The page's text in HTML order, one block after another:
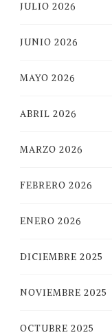
JULIO 2026
JUNIO 2026
MAYO 2026
ABRIL 2026
MARZO 2026
FEBRERO 2026
ENERO 2026
DICIEMBRE 2025
NOVIEMBRE 2025
OCTUBRE 2025